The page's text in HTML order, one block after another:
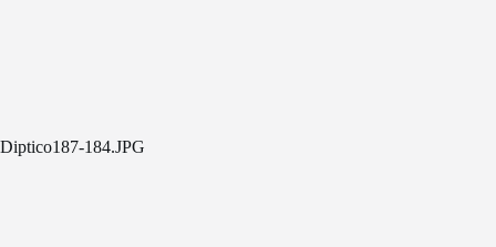
Diptico187-184.JPG